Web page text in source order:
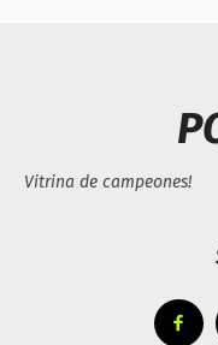
Vitrina de campeones!